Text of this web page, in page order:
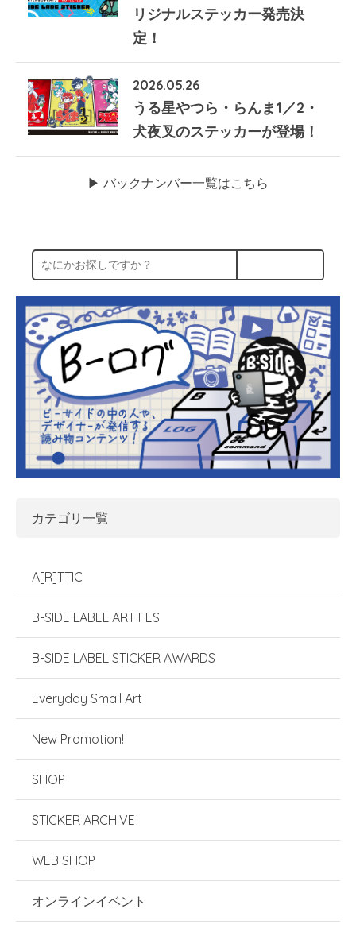
リジナルステッカー発売決
定！
2026.05.26
うる星やつら・らんま1／2・
犬夜叉のステッカーが登場！
▶︎ バックナンバー一覧はこちら
カテゴリ一覧
A[R]TTIC
B-SIDE LABEL ART FES
B-SIDE LABEL STICKER AWARDS
Everyday Small Art
New Promotion!
SHOP
STICKER ARCHIVE
WEB SHOP
オンラインイベント